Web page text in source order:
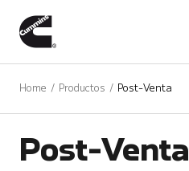
Home Productos Post-Venta
Post-Venta